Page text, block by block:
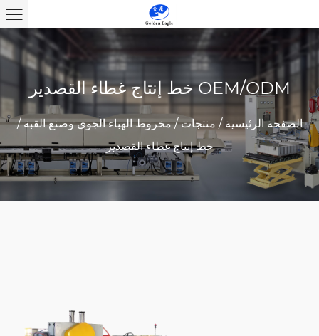
خط إنتاج غطاء القصدير OEM/ODM
الصفحة الرئيسية / منتجات/مخروط الهباء الجوي وصنع القبة/
خط إنتاج غطاء القصدير